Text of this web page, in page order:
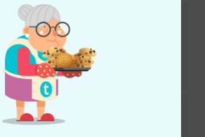
21421
572
lieferbar
UVP:23,20 €
85070
489